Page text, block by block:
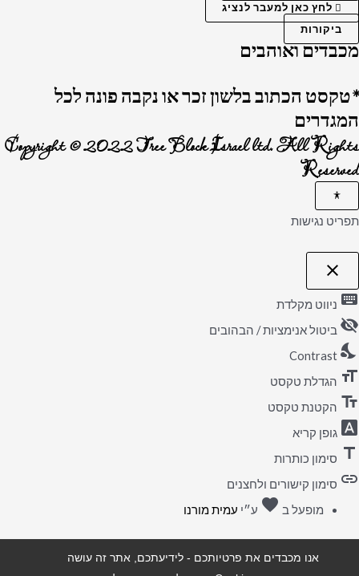
לחץ כאן למעבר לנציג
ביקורות
מכבדים ואוהבים
*טקסט הכתוב בלשון זכר או נקבה פונה לכל
המגדרים
Copyright © 2022 Tree Block Israel ltd. All Rights
Reserved
תפריט נגישות
close
פתיחה
של
הנגישות
keyboard ניווט מקלדת
visibility_off ביטול אנימציות / הבהובים
nights_stay
Contrast
format_size הגדלת טקסט
text_fields הקטנת טקסט
font_download גופן קריא
title סימון כותרות
link סימון קישורים ולחצנים
מופעל ב favorite אהבה
ע״י עמית מורנו
אנו מכבדים את פרטיותכם - לידיעתכם, אתר זה עושה